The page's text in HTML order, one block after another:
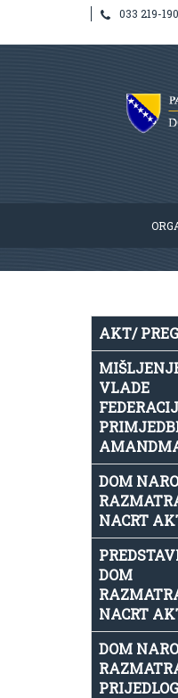
: Undefined index:
033 219-190
AKT/
VLADE
DOM
NACRT
DOM
NACRT
DOM